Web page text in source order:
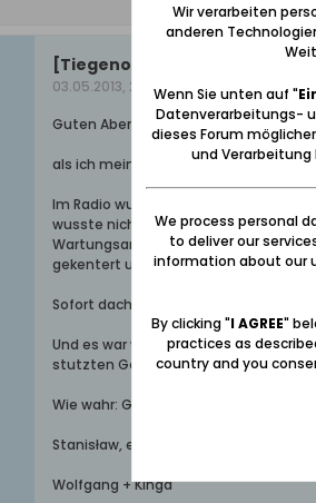
[Tiegenort/Tujsk]Tragischer
03.05.2013, 22:36
Guten Abend,
als ich meine Nachbarin Astrid
Im Radio wurde darüber berichtet.
wusste nicht wo, aber selbst hier
Wartungsarbeiten an den
gekentert und ertrunken sei. Bei
Sofort dachte ich an Stanisław, ich
Und es war wahr. Er, mit dem ich
stutzten Gestrüpp-, ist um's Leben
Wie wahr: Gestern noch jelebt, heute
Stanisław, eine Kerze brennt für Dich
Wolfgang + Kinga
Wir verarbeiten
anderen
Wenn Sie unten auf "
Datenverarbeitungs-
dieses Forum
und Verarbeitung
We process personal
to deliver our
information about our
By clicking "I AGREE"
practices as
country and you